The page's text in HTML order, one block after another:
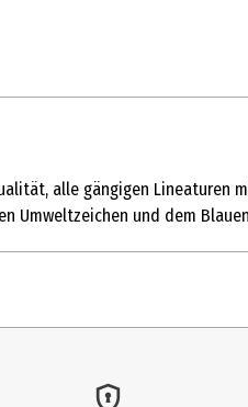
alle gängigen Lineaturen
Umweltzeichen und dem